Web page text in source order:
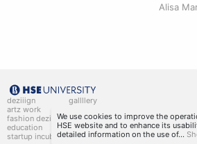
Alisa
deziiign
artz work
fashion deziiign
education
startup incubator
gallllery
kiiids.art
We use cookies to improve the
HSE website and to enhance its
detailed information on the use of...